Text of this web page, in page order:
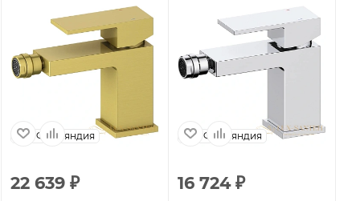
Финляндия
22 639 ₽
Финляндия
16 724₽